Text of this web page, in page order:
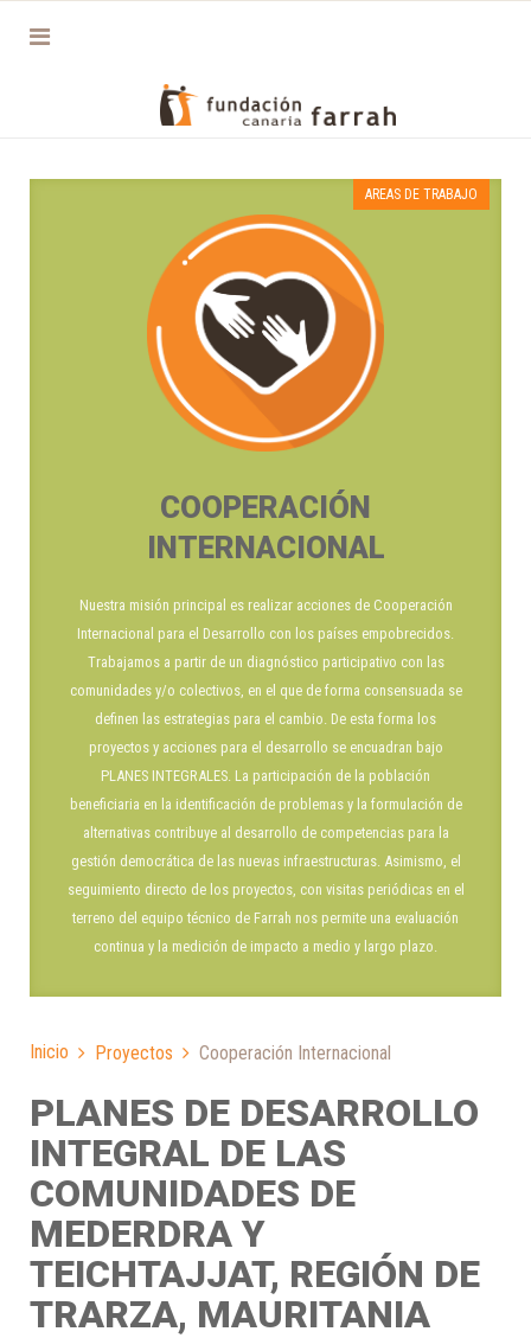
AREAS DE TRABAJO
COOPERACIÓN
INTERNACIONAL
Nuestra misión principal es realizar acciones de Cooperación
Internacional para el Desarrollo con los países empobrecidos.
Trabajamos a partir de un diagnóstico participativo con las
comunidades y/o colectivos, en el que de forma consensuada se
definen las estrategias para el cambio. De esta forma los
proyectos y acciones para el desarrollo se encuadran bajo
PLANES INTEGRALES. La participación de la población
beneficiaria en la identificación de problemas y la formulación de
alternativas contribuye al desarrollo de competencias para la
gestión democrática de las nuevas infraestructuras. Asimismo, el
seguimiento directo de los proyectos, con visitas periódicas en el
terreno del equipo técnico de Farrah nos permite una evaluación
continua y la medición de impacto a medio y largo plazo.
Inicio Proyectos Cooperación Internacional
PLANES DE DESARROLLO
INTEGRAL DE LAS
COMUNIDADES DE
MEDERDRA Y
TEICHTAJJAT, REGIÓN DE
TRARZA, MAURITANIA